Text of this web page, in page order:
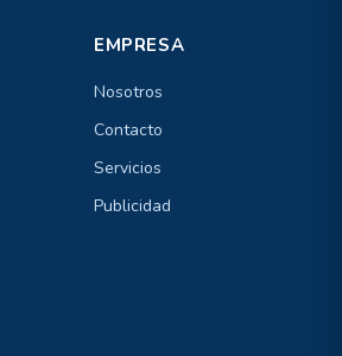
EMPRESA
Nosotros
Contacto
Servicios
Publicidad